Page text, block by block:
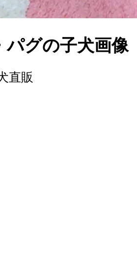
パグの子犬画像
直販